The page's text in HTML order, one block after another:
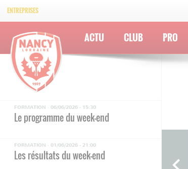
ENTREPRISES
ACTU CLUB PRO
FORMATION · 06/06/2026 - 15:30
Le programme du week-end
FORMATION · 01/06/2026 - 21:00
Les résultats du week-end